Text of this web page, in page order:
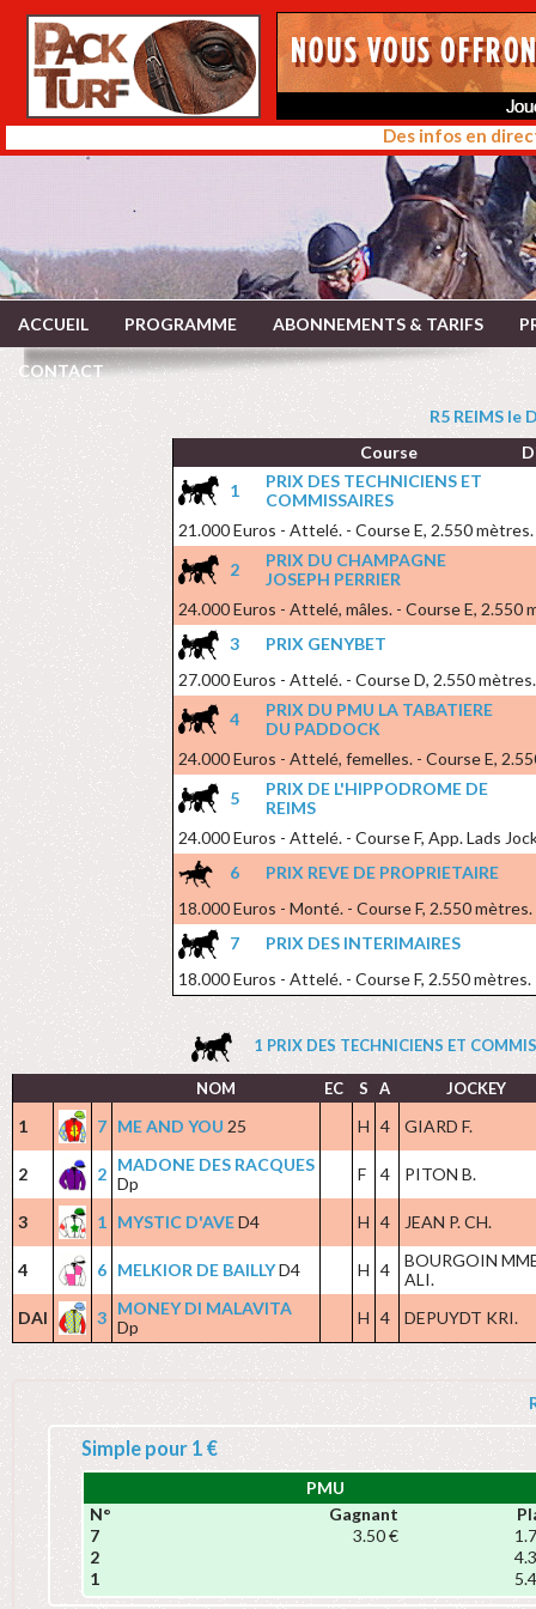
Des infos en
ACCUEIL PROGRAMME ABONNEMENTS & TARIFS
CONTACT
R5 REIMS le
Course
1
PRIX DES TECHNICIENS ET
COMMISSAIRES
21.000 Euros - Attelé. - Course E, 2.550 mètres.
2
PRIX DU CHAMPAGNE
JOSEPH PERRIER
24.000 Euros - Attelé, mâles. - Course E, 2.550
3
PRIX GENYBET
27.000 Euros - Attelé. - Course D, 2.550 mètres.
4
PRIX DU PMU LA TABATIERE
DU PADDOCK
24.000 Euros - Attelé, femelles. - Course E,
5
PRIX DE L'HIPPODROME DE
REIMS
24.000 Euros - Attelé. - Course F, App. Lads
6
PRIX REVE DE PROPRIETAIRE
18.000 Euros - Monté. - Course F, 2.550 mètres.
7
PRIX DES INTERIMAIRES
18.000 Euros - Attelé. - Course F, 2.550 mètres.
1 PRIX DES TECHNICIENS ET
NOM EC S A JOCKEY
1 7 ME AND YOU 25 H 4 GIARD F.
2 2 MADONE DES RACQUES
Dp
F 4 PITON B.
3 1 MYSTIC D'AVED4 H 4 JEAN P. CH.
4 6 MELKIOR DE BAILLYD4 H 4
BOURGOIN
ALI.
DAI
3 MONEY DI MALAVITA
Dp
H 4 DEPUYDT KRI.
Simple pour 1 €
PMU
N°
Gagnant
7
3.50 €
2
1